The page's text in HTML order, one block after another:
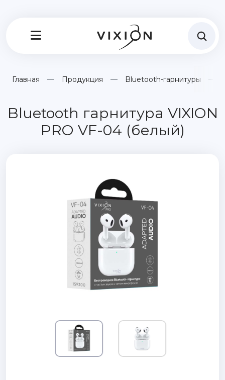
Главная Продукция Bluetooth-гарнитуры
Bluetooth гарнитура VIXION
PRO VF-04 (белый)